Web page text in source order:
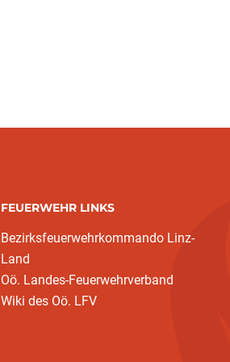
FEUERWEHR LINKS
Bezirksfeuerwehrkommando Linz-
Land
Oö. Landes-Feuerwehrverband
Wiki des Oö. LFV